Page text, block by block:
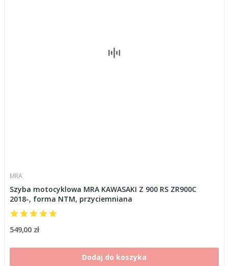
MRA
Szyba motocyklowa MRA KAWASAKI Z 900 RS ZR900C
2018-, forma NTM, przyciemniana
549,00 zł
Dodaj do koszyka